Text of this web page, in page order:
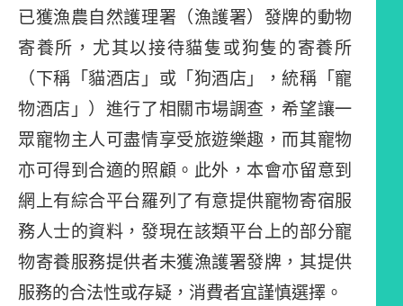
已獲漁農自然護理署（漁護署）發牌的動物
寄養所，尤其以接待貓隻或狗隻的寄養所
（下稱「貓酒店」或「狗酒店」，統稱「寵
物酒店」）進行了相關市場調查，希望讓一
眾寵物主人可盡情享受旅遊樂趣，而其寵物
亦可得到合適的照顧。此外，本會亦留意到
網上有綜合平台羅列了有意提供寵物寄宿服
務人士的資料，發現在該類平台上的部分寵
物寄養服務提供者未獲漁護署發牌，其提供
服務的合法性或存疑，消費者宜謹慎選擇。